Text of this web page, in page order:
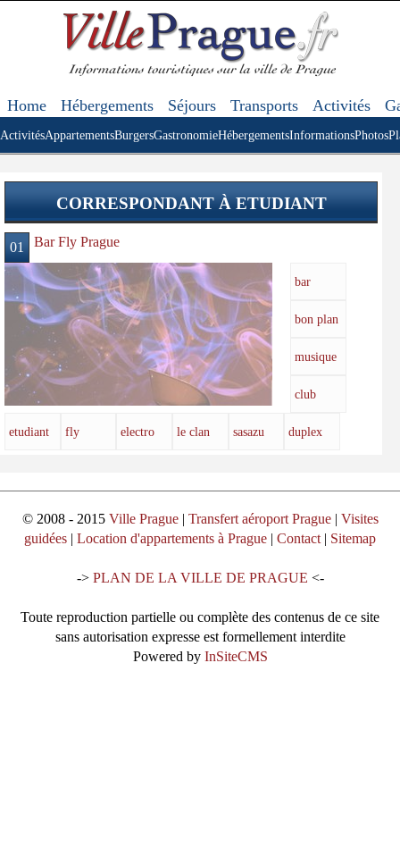
Home Hébergements Séjours Transports Activités
ActivitésAppartementsBurgersGastronomieHébergementsInformationsPhotos
CORRESPONDANT À ETUDIANT
01 Bar Fly Prague
bar
bon plan
musique
club
etudiant fly electro le clan sasazu duplex
© 2008 - 2015 Ville Prague| Transfert aéroport Prague| Visites
guidées | Location d'appartements à Prague | Contact | Sitemap
-> PLAN DE LA VILLE DE PRAGUE <-
Toute reproduction partielle ou complète des contenus de ce site
sans autorisation expresse est formellement interdite
Powered by InSiteCMS